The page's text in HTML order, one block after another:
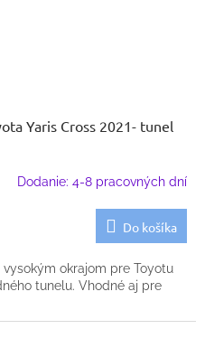
Yaris Cross 2021- tunel
Dodanie: 4-8 pracovných dní
Do košíka
okrajom pre Toyotu
tunelu. Vhodné aj pre